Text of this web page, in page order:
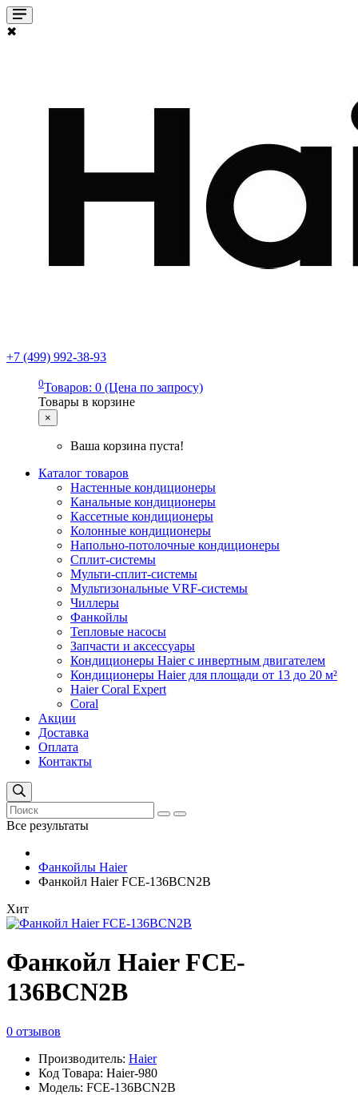
✖
+7 (499) 992-38-93
0Товаров: 0 (Цена по запросу)
Товары в корзине
×
Ваша корзина пуста!
Каталог товаров
Настенные кондиционеры
Канальные кондиционеры
Кассетные кондиционеры
Колонные кондиционеры
Напольно-потолочные кондиционеры
Сплит-системы
Мульти-сплит-системы
Мультизональные VRF-системы
Чиллеры
Фанкойлы
Тепловые насосы
Запчасти и аксессуары
Кондиционеры Haier с инвертным двигателем
Кондиционеры Haier для площади от 13 до 20 м²
Haier Coral Expert
Coral
Акции
Доставка
Оплата
Контакты
Все результаты
Фанкойлы Haier
Фанкойл Haier FCE-136BCN2B
Хит
Фанкойл Haier FCE-
136BCN2B
0 отзывов
Производитель: Haier
Код Товара: Haier-980
Модель: FCE-136BCN2B